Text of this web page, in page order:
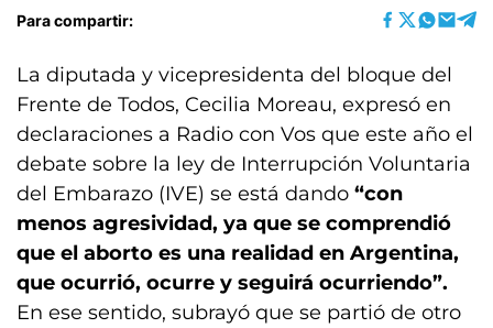
Para compartir:
La diputada y vicepresidenta del bloque del
Frente de Todos, Cecilia Moreau, expresó en
declaraciones a Radio con Vos que este año el
debate sobre la ley de Interrupción Voluntaria
del Embarazo (IVE) se está dando “con
menos agresividad, ya que se comprendió
que el aborto es una realidad en Argentina,
que ocurrió, ocurre y seguirá ocurriendo”.
En ese sentido, subrayó que se partió de otro